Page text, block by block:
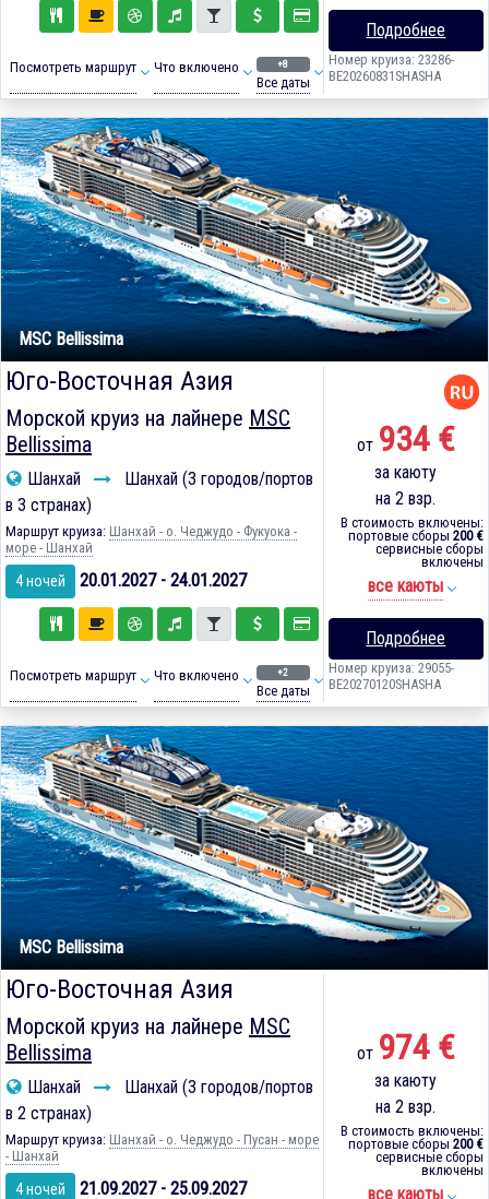
Посмотреть маршрут Что включено +8
Все даты
Подробнее
Номер круиза: 23286-
BE20260831SHASHA
MSC Bellissima
Юго-Восточная Азия
Морской круиз на лайнере MSC
Bellissima
Шанхай
Шанхай (3 городов/портов
в 3 странах)
Маршрут круиза: Шанхай - о. Чеджудо - Фукуока -
море - Шанхай
4 ночей 20.01.2027 - 24.01.2027
Посмотреть маршрут Что включено +2
Все даты
от 934 €
за каюту
на 2 взр.
В стоимость включены:
портовые сборы 200 €
сервисные сборы
включены
все каюты
Подробнее
Номер круиза: 29055-
BE20270120SHASHA
MSC Bellissima
Юго-Восточная Азия
Морской круиз на лайнере MSC
Bellissima
Шанхай
Шанхай (3 городов/портов
в 2 странах)
Маршрут круиза: Шанхай - о. Чеджудо - Пусан - море
- Шанхай
4 ночей 21.09.2027 - 25.09.2027
от 974 €
за каюту
на 2 взр.
В стоимость включены:
портовые сборы 200 €
сервисные сборы
включены
все каюты